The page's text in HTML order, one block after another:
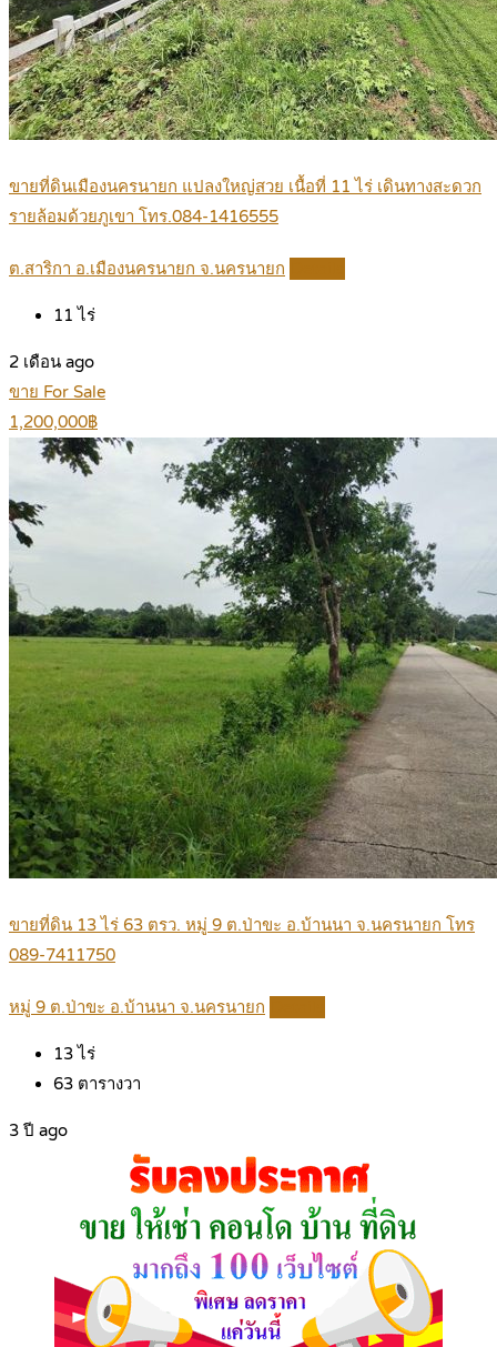
ขายที่ดินเมืองนครนายก แปลงใหญ่สวย เนื้อที่ 11 ไร่ เดินทางสะดวก
รายล้อมด้วยภูเขา โทร.084-1416555
ต.สาริกา อ.เมืองนครนายก จ.นครนายก
11 ไร่
2 เดือน ago
ขาย For Sale
1,200,000฿
ขายที่ดิน 13 ไร่ 63 ตรว. หมู่ 9 ต.ป่าขะ อ.บ้านนา จ.นครนายก โทร
089-7411750
หมู่ 9 ต.ป่าขะ อ.บ้านนา จ.นครนายก
13ไร่
63 ตารางวา
3 ปี ago